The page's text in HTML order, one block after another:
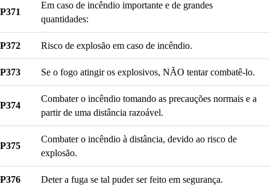
P371
Em caso de incêndio importante e de grandes
quantidades:
P372 Risco de explosão em caso de incêndio.
P373 Se o fogo atingir os explosivos, NÃO tentar combatê-lo.
P374
Combater o incêndio tomando as precauções normais e a
partir de uma distância razoável.
P375
Combater o incêndio à distância, devido ao risco de
explosão.
P376 Deter a fuga se tal puder ser feito em segurança.